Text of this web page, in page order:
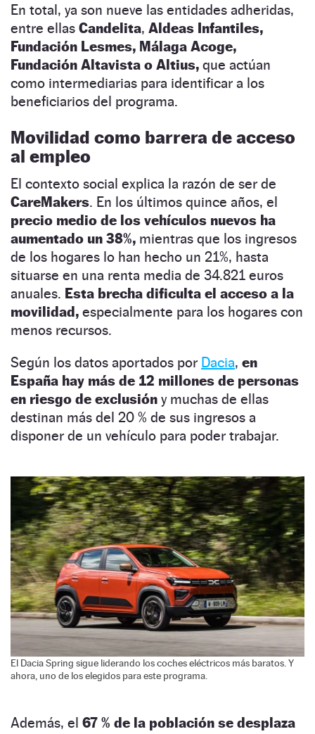
En total, ya son nueve las entidades adheridas,
entre ellas Candelita, Aldeas Infantiles,
Fundación Lesmes, Málaga Acoge,
Fundación Altavista o Altius, que actúan
como intermediarias para identificar a los
beneficiarios del programa.
Movilidad como barrera de acceso
al empleo
El contexto social explica la razón de ser de
CareMakers. En los últimos quince años, el
precio medio de los vehículos nuevos ha
aumentado un 38%, mientras que los ingresos
de los hogares lo han hecho un 21%, hasta
situarse en una renta media de 34.821 euros
anuales. Esta brecha dificulta el acceso a la
movilidad, especialmente para los hogares con
menos recursos.
Según los datos aportados por Dacia, en
España hay más de 12 millones de personas
en riesgo de exclusión y muchas de ellas
destinan más del 20 % de sus ingresos a
disponer de un vehículo para poder trabajar.
El Dacia Spring sigue liderando los coches eléctricos más baratos. Y
ahora, uno de los elegidos para este programa.
Además, el 67 % de la población se desplaza